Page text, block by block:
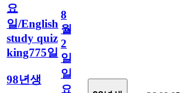
요
일/English
study quiz
king775일
98년생
8
월
2
일
일
요